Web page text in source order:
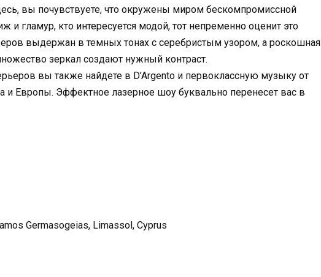
вы почувствуете, что окружены миром бескомпромиссной
и гламур, кто интересуется модой, тот непременно оценит это
выдержан в темных тонах с серебристым узором, а роскошная
зеркал создают нужный контраст.
вы также найдете в D’Argento и первоклассную музыку от
Европы. Эффектное лазерное шоу буквально перенесет вас в
Germasogeias, Limassol, Cyprus